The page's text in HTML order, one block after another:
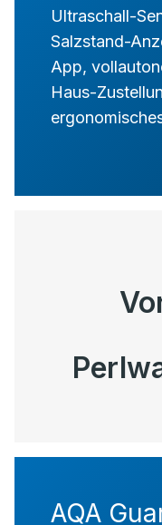
Ultraschall-
Salzstand-
App,
Haus-
AQA